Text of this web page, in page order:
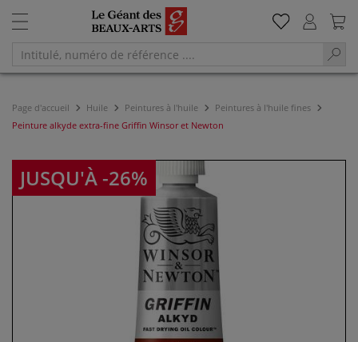
Page d'accueil Huile Peintures à l'huile
Peintures à l'huile fines
Peinture alkyde extra-fine Griffin Winsor et Newton
JUSQU'À -26%